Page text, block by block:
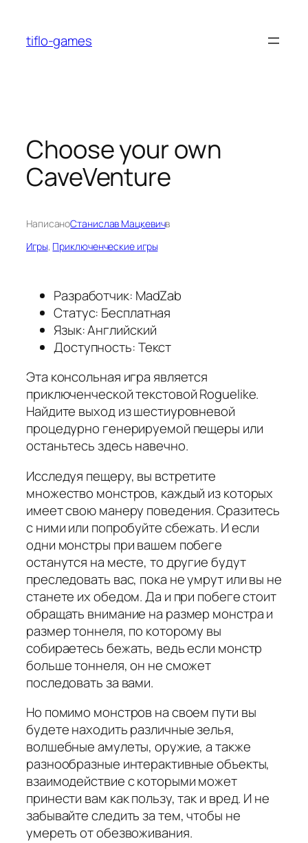
содержимому
tiflo-games
Choose your own
CaveVenture
НаписаноСтанислав Мацкевичв
Игры, Приключенческие игры
Разработчик: MadZab
Статус: Бесплатная
Язык: Английский
Доступность: Текст
Эта консольная игра является
приключенческой текстовой Roguelike.
Найдите выход из шестиуровневой
процедурно генерируемой пещеры или
останьтесь здесь навечно.
Исследуя пещеру, вы встретите
множество монстров, каждый из которых
имеет свою манеру поведения. Сразитесь
с ними или попробуйте сбежать. И если
одни монстры при вашем побеге
останутся на месте, то другие будут
преследовать вас, пока не умрут или вы не
станете их обедом. Да и при побеге стоит
обращать внимание на размер монстра и
размер тоннеля, по которому вы
собираетесь бежать, ведь если монстр
больше тоннеля, он не сможет
последовать за вами.
Но помимо монстров на своем пути вы
будете находить различные зелья,
волшебные амулеты, оружие, а также
разнообразные интерактивные объекты,
взаимодействие с которыми может
принести вам как пользу, так и вред. И не
забывайте следить за тем, чтобы не
умереть от обезвоживания.